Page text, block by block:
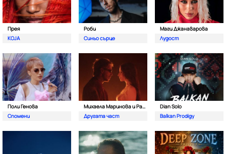
Прея
KOJA
Роби
Синьо сърце
Маги Джанаварова
Лудост
Поли Генова
Спомени
Михаела Маринова и Pavell
Другата част
Dian Solo
Balkan Prodigy